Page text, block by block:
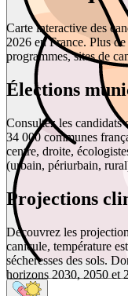
Carte interactive des
2026 en France. Plus
programmes, sites de
Élections
Consultez les candidats
34 000 communes
centre, droite,
(urbain, périurbain,
Projections
Découvrez les
canicule, température
sécheresses des sols.
horizons 2030, 2050 et